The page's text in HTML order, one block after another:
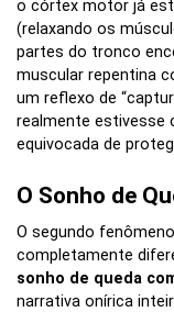
o córtex motor já
(relaxando os
partes do tronco
muscular repentina
um reflexo de
realmente estivesse
equivocada de
O Sonho de
O segundo
completamente
sonho de queda
narrativa onírica